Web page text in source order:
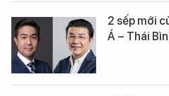
2 sếp mới
Á – Thái